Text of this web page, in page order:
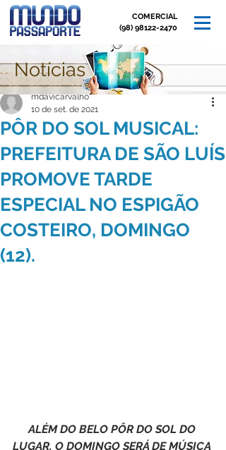
COMERCIAL
(98) 98122-2470
Post
PÔR DO SOL MUSICAL:
PREFEITURA DE SÃO LUÍS
PROMOVE TARDE
ESPECIAL NO ESPIGÃO
COSTEIRO, DOMINGO
(12).
mdavicarvalho
10 de set. de 2021
ALÉM DO BELO PÔR DO SOL DO
LUGAR, O DOMINGO SERÁ DE MÚSICA
Notícias